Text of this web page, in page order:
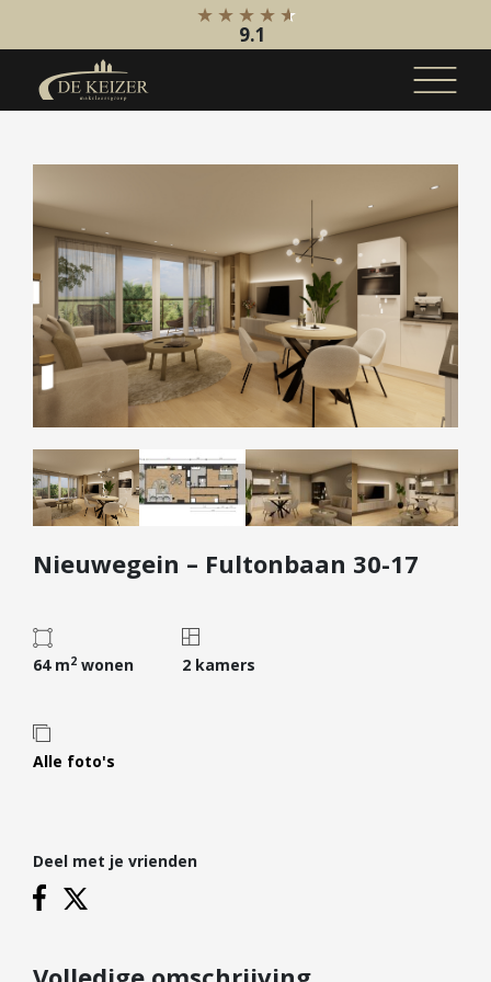
Koopaanbod
Bestaande bouw
Internationaal
Nieuwbouw
Bedrijfsaanbod
Huuraanbod
Bestaande bouw
Internationaal
Nieuwbouw
Bedrijfsaanbod
Diensten
Kopen
Huren
Verhuren
Verzekeren
Particulieren
Hypotheken
Hypotheek oversluiten
9.1
Nieuwegein – Fultonbaan 30-17
64 m2 wonen 2 kamers
Alle foto's
Deel met je vrienden